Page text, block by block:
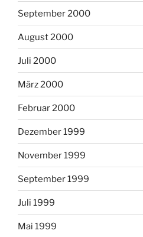
September 2000
August 2000
Juli 2000
März 2000
Februar 2000
Dezember 1999
November 1999
September 1999
Juli 1999
Mai 1999